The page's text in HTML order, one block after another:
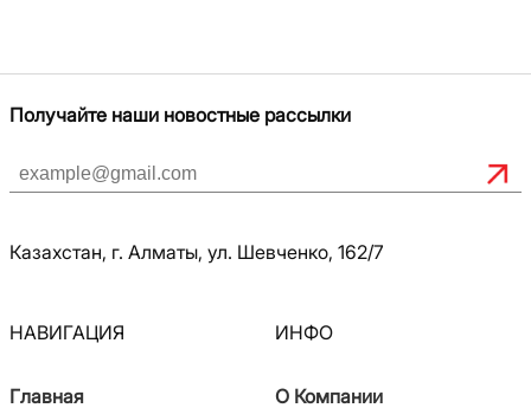
Получайте наши новостные рассылки
Казахстан, г. Алматы, ул. Шевченко, 162/7
НАВИГАЦИЯ
Главная
ИНФО
О Компании